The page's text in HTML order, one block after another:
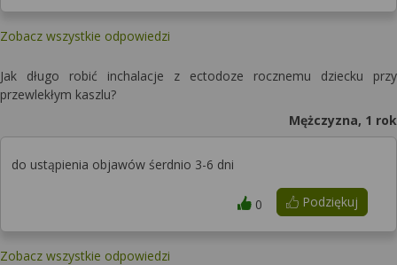
Zobacz wszystkie odpowiedzi
Jak długo robić inchalacje z ectodoze rocznemu dziecku przy
przewlekłym kaszlu?
Mężczyzna, 1 rok
do ustąpienia objawów śerdnio 3-6 dni
Podziękuj
0
Zobacz wszystkie odpowiedzi